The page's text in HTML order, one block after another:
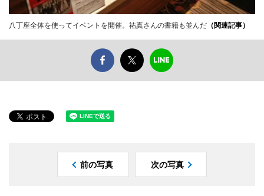
八丁座全体を使ってイベントを開催。祐真さんの書籍も並んだ （関連記事）
前の写真 次の写真